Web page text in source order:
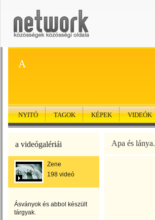
A
NYITÓ TAGOK KÉPEK VIDEÓK
a videógalériái
Zene
198 videó
Ásványok és abbol készült
tárgyak.
Apa és lánya.